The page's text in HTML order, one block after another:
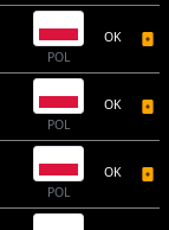
POL
OK
POL
OK
POL
OK